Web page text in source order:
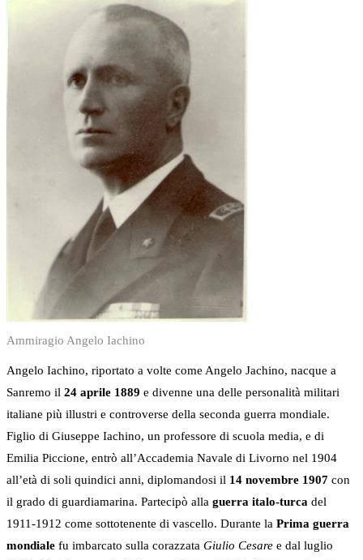
Ammiragio Angelo Iachino
Angelo Iachino, riportato a volte come Angelo Jachino, nacque a
Sanremo il 24 aprile 1889 e divenne una delle personalità militari
italiane più illustri e controverse della seconda guerra mondiale.
Figlio di Giuseppe Iachino, un professore di scuola media, e di
Emilia Piccione, entrò all’Accademia Navale di Livorno nel 1904
all’età di soli quindici anni, diplomandosi il 14 novembre 1907 con
il grado di guardiamarina. Partecipò alla guerra italo-turca del
1911-1912 come sottotenente di vascello. Durante la Prima guerra
mondiale fu imbarcato sulla corazzata Giulio Cesare e dal luglio